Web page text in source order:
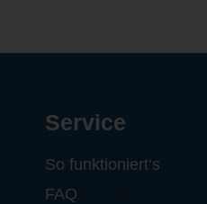
Service
So funktioniert‘s
FAQ